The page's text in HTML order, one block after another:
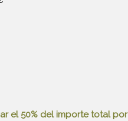
el 50% del importe total por